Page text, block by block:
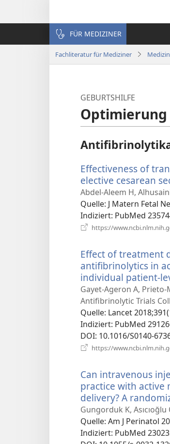
FÜR MEDIZINER
Fachliteratur für Mediziner
GEBURTSHILFE
Optimierung
Effectiveness of
elective cesarean
Abdel-Aleem H,
Quelle‎: J Matern Fetal
Indiziert‎: PubMed
https://
Effect of treatment
antifibrinolytics in
individual patient-
Gayet-Ageron A, Prieto-
Antifibrinolytic Trials
Quelle‎: Lancet
Indiziert‎: PubMed
DOI‎: 10.1016/S0140-
https://
Can intravenous
practice with
delivery? A
Gungorduk K, Asıcıoğlu
Quelle‎: Am J Perinatol
Indiziert‎: PubMed